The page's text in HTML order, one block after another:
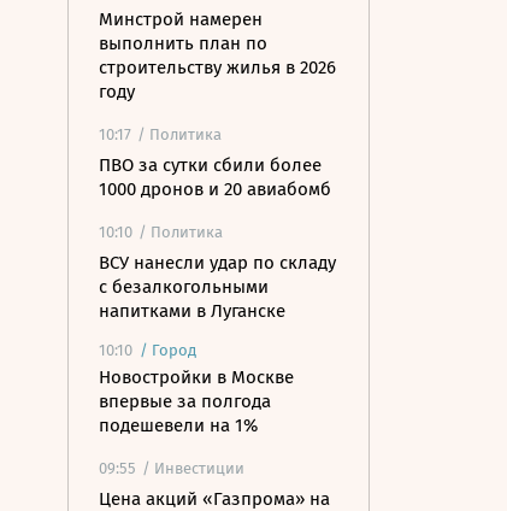
Минстрой намерен
выполнить план по
строительству жилья в 2026
году
10:17 / Политика
ПВО за сутки сбили более
1000 дронов и 20 авиабомб
10:10 / Политика
ВСУ нанесли удар по складу
с безалкогольными
напитками в Луганске
10:10 / Город
Новостройки в Москве
впервые за полгода
подешевели на 1%
09:55 / Инвестиции
Цена акций «Газпрома» на